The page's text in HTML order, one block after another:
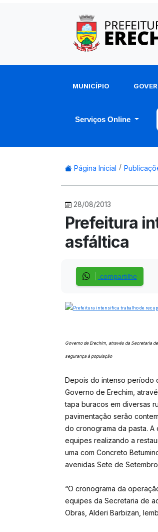
MUNICÍPIO
Serviços Online
Página Inicial
28/08/2013
Prefeitura
asfáltica
compartilhe
Governo de Erechim, através da Secretaria
segurança à população
Depois do intenso período
Governo de Erechim,
tapa buracos em diversas
pavimentação serão
do cronograma da pasta.
equipes realizando a
uma com Concreto
avenidas Sete de
“O cronograma da
equipes da Secretaria de
Obras, Alderi Barbizan,